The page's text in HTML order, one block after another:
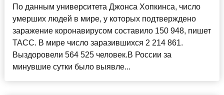
По данным университета Джонса Хопкинса, число
умерших людей в мире, у которых подтверждено
заражение коронавирусом составило 150 948, пишет
ТАСС. В мире число заразившихся 2 214 861.
Выздоровели 564 525 человек.В России за
минувшие сутки было выявле...